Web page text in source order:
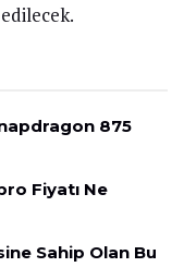
875
Fiyatı Ne
Sahip Olan Bu